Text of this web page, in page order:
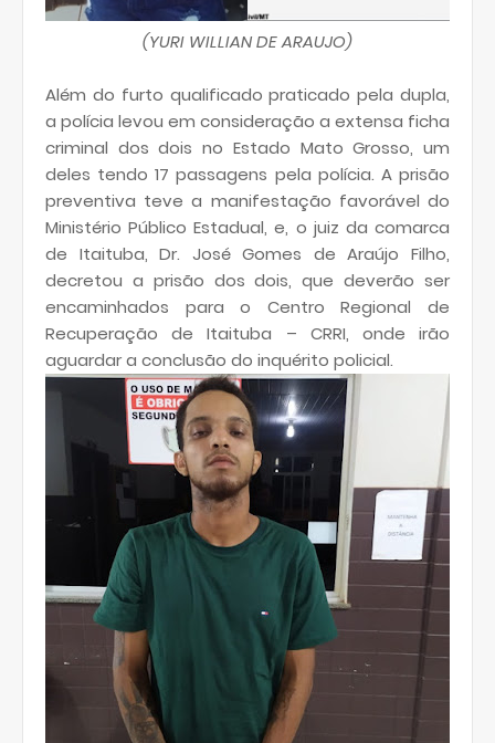
(YURI WILLIAN DE ARAUJO)
Além do furto qualificado praticado pela dupla,
a polícia levou em consideração a extensa ficha
criminal dos dois no Estado Mato Grosso, um
deles tendo 17 passagens pela polícia. A prisão
preventiva teve a manifestação favorável do
Ministério Público Estadual, e, o juiz da comarca
de Itaituba, Dr. José Gomes de Araújo Filho,
decretou a prisão dos dois, que deverão ser
encaminhados para o Centro Regional de
Recuperação de Itaituba – CRRI, onde irão
aguardar a conclusão do inquérito policial.